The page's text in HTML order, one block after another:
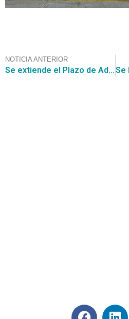
NOTICIA ANTERIOR
Se extiende el Plazo de Adjudicación del Convenio Marco de Administración y entrega de beneficios y de tarjetas